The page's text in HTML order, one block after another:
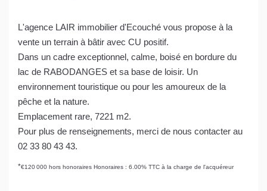
L'agence LAIR immobilier d'Ecouché vous propose à la
vente un terrain à bâtir avec CU positif.
Dans un cadre exceptionnel, calme, boisé en bordure du
lac de RABODANGES et sa base de loisir. Un
environnement touristique ou pour les amoureux de la
pêche et la nature.
Emplacement rare, 7221 m2.
Pour plus de renseignements, merci de nous contacter au
02 33 80 43 43.
*€120 000 hors honoraires Honoraires : 6.00% TTC à la charge de l'acquéreur